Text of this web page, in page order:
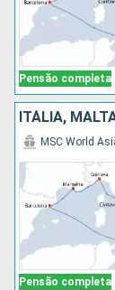
Pensão completa
ITÁLIA,
Pensão completa
MSC World